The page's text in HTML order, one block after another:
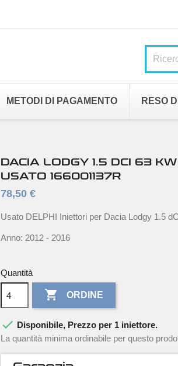
METODI DI PAGAMENTO RESO
DACIA LODGY 1.5 DCI 63
USATO 166001137R
78,50 €
Usato DELPHI Iniettori per Dacia Lodgy 1.5
Anno: 2012 - 2016
Quantità
 ORDINE
 Disponibile, Prezzo per 1 iniettore.
La quantità minima ordinabile per questo